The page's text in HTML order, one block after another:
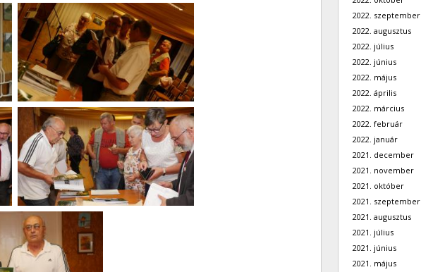
2022. szeptember
2022. augusztus
2022. július
2022. június
2022. május
2022. április
2022. március
2022. február
2022. január
2021. december
2021. november
2021. október
2021. szeptember
2021. augusztus
2021. július
2021. június
2021. május